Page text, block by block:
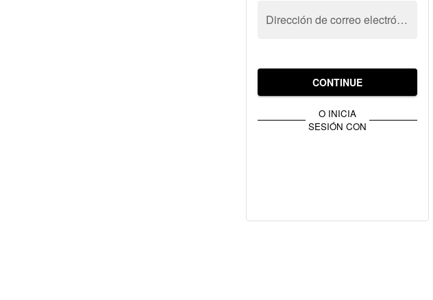
Dirección de correo electrónico
CONTINUE
O INICIA
SESIÓN CON